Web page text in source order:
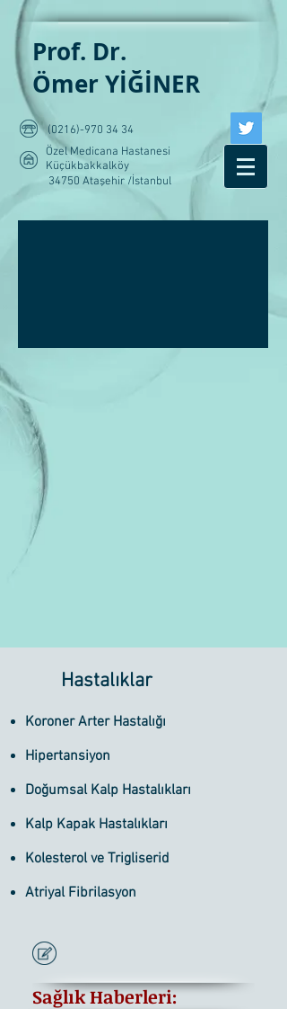
Prof. Dr.
Ömer YİĞİNER
Özel Medicana Hastanesi
Küçükbakkalköy
34750 Ataşehir /İstanbul
(0216)-970 34 34
​Hastalıklar
Koroner Arter Hastalığı
Hipertansiyon
Doğumsal Kalp Hastalıkları
Kalp Kapak Hastalıkları
Kolesterol ve Trigliserid
Atriyal Fibrilasyon
Sağlık Haberleri: